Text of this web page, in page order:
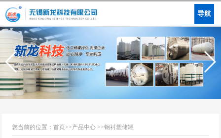
导航
您当前的位置：首页>>产品中心 >>钢衬塑储罐